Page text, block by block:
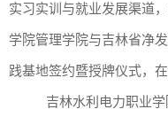
实习实训与就业发展渠道，
学院管理学院与吉林省净
践基地签约暨授牌仪式，
吉林水利电力职业学